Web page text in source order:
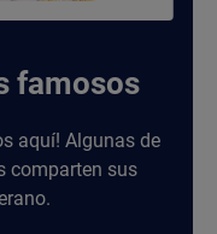
famosos
aquí! Algunas de
comparten sus